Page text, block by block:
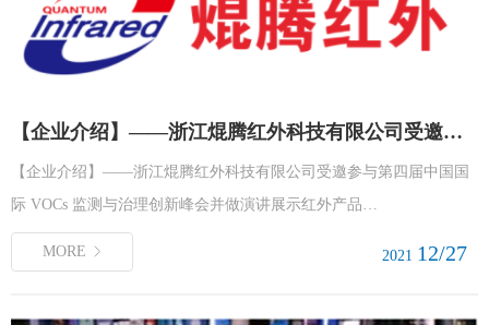
【企业介绍】——浙江焜腾红外科技有限公司受邀参与第四届中国国际 VOCs 监测与治理创新峰会并做演讲展示红外产品
【企业介绍】——浙江焜腾红外科技有限公司受邀参与第四届中国国
际 VOCs 监测与治理创新峰会并做演讲展示红外产品…
MORE 2021 12/27